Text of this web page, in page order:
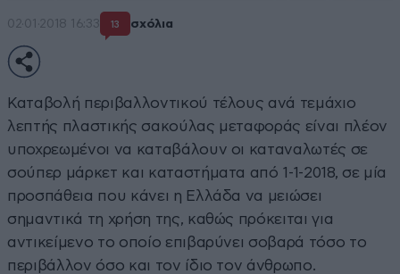
02·01·2018 16:33 13 σχόλια
Καταβολή περιβαλλοντικού τέλους ανά τεμάχιο
λεπτής πλαστικής σακούλας μεταφοράς είναι πλέον
υποχρεωμένοι να καταβάλουν οι καταναλωτές σε
σούπερ μάρκετ και καταστήματα από 1-1-2018, σε μία
προσπάθεια που κάνει η Ελλάδα να μειώσει
σημαντικά τη χρήση της, καθώς πρόκειται για
αντικείμενο το οποίο επιβαρύνει σοβαρά τόσο το
περιβάλλον όσο και τον ίδιο τον άνθρωπο.